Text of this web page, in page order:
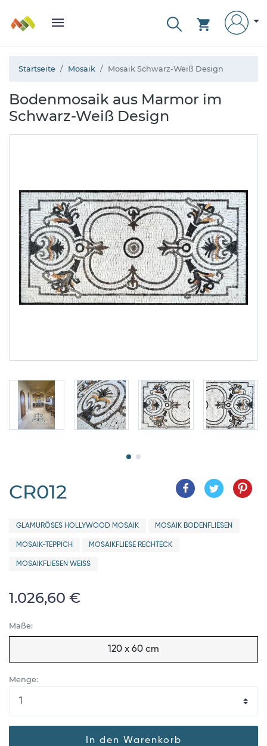
Startseite Mosaik Mosaik Schwarz-Weiß Design
Bodenmosaik aus Marmor im
Schwarz-Weiß Design
CR012
GLAMURÖSES HOLLYWOOD MOSAIK MOSAIK BODENFLIESEN
MOSAIK-TEPPICH MOSAIKFLIESE RECHTECK
MOSAIKFLIESEN WEISS
1.026,60 €
Maße:
120 x 60 cm
Menge:
In den Warenkorb